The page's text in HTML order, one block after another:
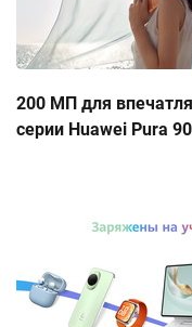
200 МП для
серии Huawei Pura